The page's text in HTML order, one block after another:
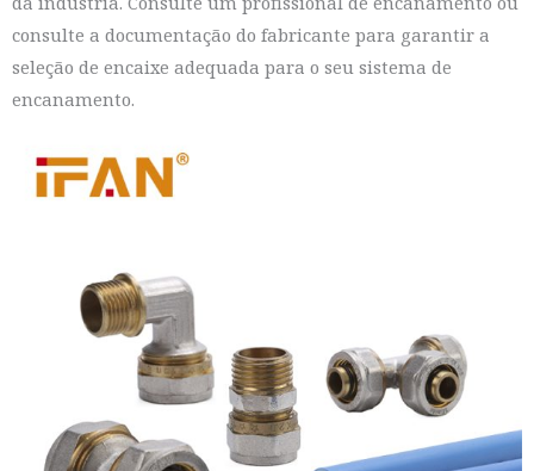
consulte a documentação do fabricante para garantir a
seleção de encaixe adequada para o seu sistema de
encanamento.